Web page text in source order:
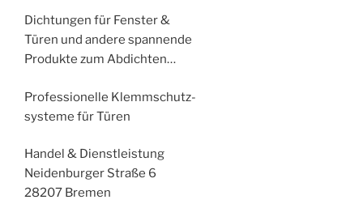
Dichtungen für Fenster &
Türen und andere spannende
Produkte zum Abdichten…
Professionelle Klemmschutz-
systeme für Türen
Handel & Dienstleistung
Neidenburger Straße 6
28207 Bremen